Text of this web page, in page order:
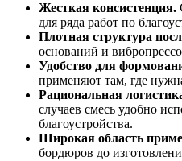
Жесткая консистенция.
для ряда работ по
Плотная структура
оснований и
Удобство для
применяют там, где
Рациональная
случаев смесь удобно
благоустройства.
Широкая область
бордюров до